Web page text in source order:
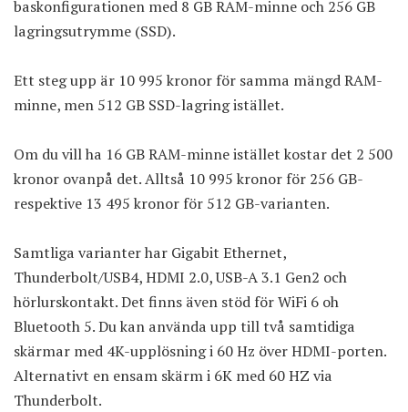
baskonfigurationen med 8 GB RAM-minne och 256 GB
lagringsutrymme (SSD).
Ett steg upp är 10 995 kronor för samma mängd RAM-
minne, men 512 GB SSD-lagring istället.
Om du vill ha 16 GB RAM-minne istället kostar det 2 500
kronor ovanpå det. Alltså 10 995 kronor för 256 GB-
respektive 13 495 kronor för 512 GB-varianten.
Samtliga varianter har Gigabit Ethernet,
Thunderbolt/USB4, HDMI 2.0, USB-A 3.1 Gen2 och
hörlurskontakt. Det finns även stöd för WiFi 6 oh
Bluetooth 5. Du kan använda upp till två samtidiga
skärmar med 4K-upplösning i 60 Hz över HDMI-porten.
Alternativt en ensam skärm i 6K med 60 HZ via
Thunderbolt.